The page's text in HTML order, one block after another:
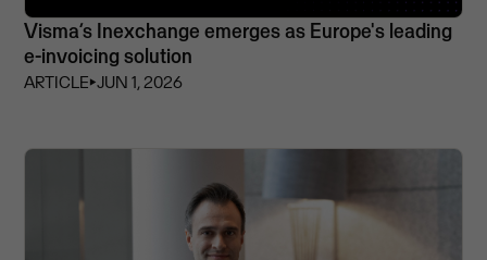
Visma’s Inexchange emerges as Europe's leading
e-invoicing solution
ARTICLE⏵JUN 1, 2026